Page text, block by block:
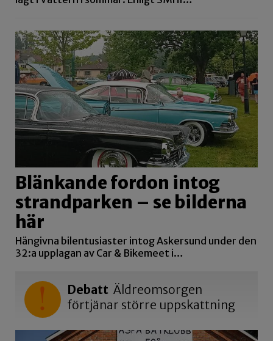
Blänkande fordon intog
strandparken – se bilderna
här
Hängivna bilentusiaster intog Askersund under den
32:a upplagan av Car & Bikemeet i…
Debatt Äldreomsorgen
förtjänar större uppskattning